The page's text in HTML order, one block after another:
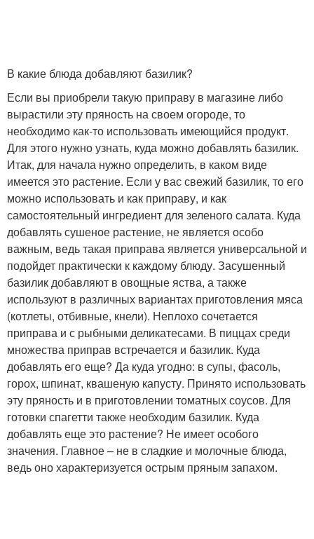
В какие блюда добавляют базилик?
Если вы приобрели такую приправу в магазине либо
вырастили эту пряность на своем огороде, то
необходимо как-то использовать имеющийся продукт.
Для этого нужно узнать, куда можно добавлять базилик.
Итак, для начала нужно определить, в каком виде
имеется это растение. Если у вас свежий базилик, то его
можно использовать и как приправу, и как
самостоятельный ингредиент для зеленого салата. Куда
добавлять сушеное растение, не является особо
важным, ведь такая приправа является универсальной и
подойдет практически к каждому блюду. Засушенный
базилик добавляют в овощные яства, а также
используют в различных вариантах приготовления мяса
(котлеты, отбивные, кнели). Неплохо сочетается
приправа и с рыбными деликатесами. В пиццах среди
множества приправ встречается и базилик. Куда
добавлять его еще? Да куда угодно: в супы, фасоль,
горох, шпинат, квашеную капусту. Принято использовать
эту пряность и в приготовлении томатных соусов. Для
готовки спагетти также необходим базилик. Куда
добавлять еще это растение? Не имеет особого
значения. Главное – не в сладкие и молочные блюда,
ведь оно характеризуется острым пряным запахом.